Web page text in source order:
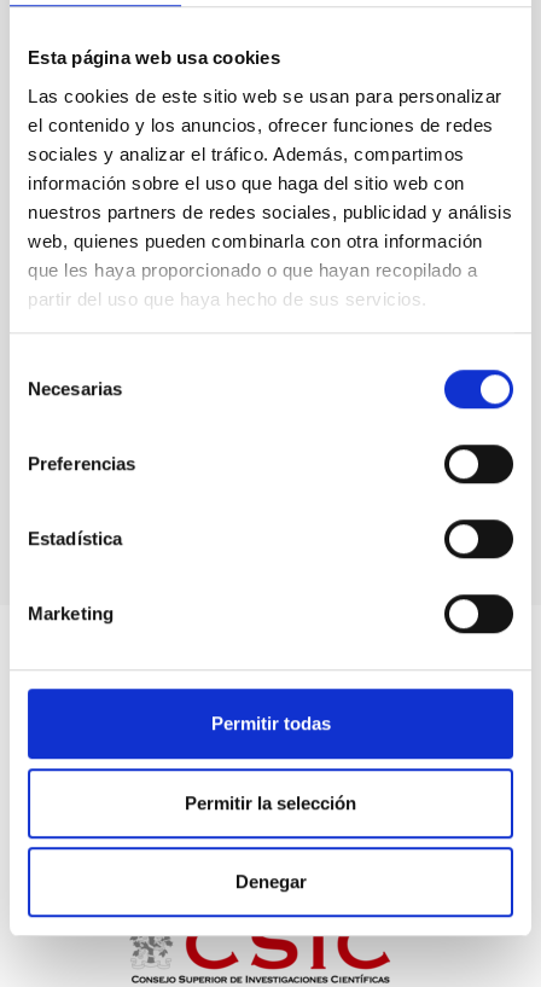
Esta página web usa cookies
Las cookies de este sitio web se usan para personalizar
el contenido y los anuncios, ofrecer funciones de redes
sociales y analizar el tráfico. Además, compartimos
información sobre el uso que haga del sitio web con
nuestros partners de redes sociales, publicidad y análisis
web, quienes pueden combinarla con otra información
que les haya proporcionado o que hayan recopilado a
partir del uso que haya hecho de sus servicios.
Necesarias
Preferencias
Estadística
Marketing
Permitir todas
Permitir la selección
Denegar